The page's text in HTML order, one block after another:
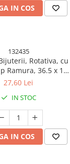
IN COS
132435
Rotativa, cu
Ramura, 36.5 x 14
ABS+PP, Alb
27,60 Lei
IN STOC
IN COS